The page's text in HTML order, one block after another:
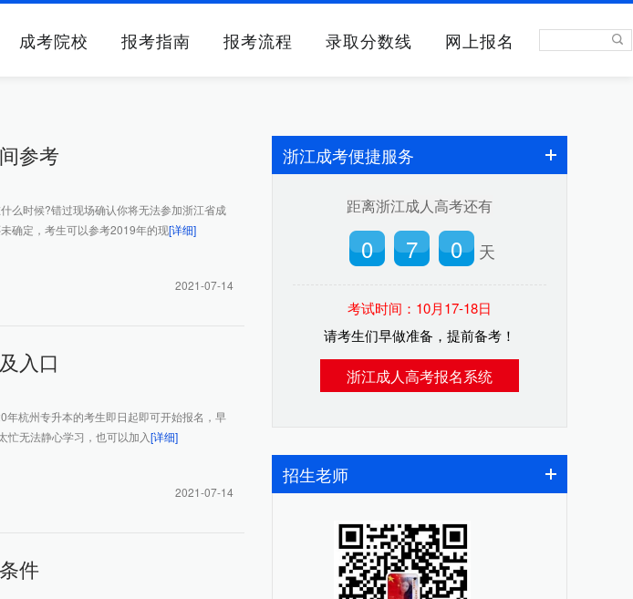
成考院校 报考指南 报考流程 录取分数线 网上报名
参考
么时候?错过现场确认你将无法参加浙江省成
确定，考生可以参考2019年的现[详细]
2021-07-14
入口
杭州专升本的考生即日起即可开始报名，早
忙无法静心学习，也可以加入[详细]
2021-07-14
件
浙江成考便捷服务
距离浙江成人高考还有
0 7 0 天
考试时间：10月17-18日
请考生们早做准备，提前备考！
浙江成人高考报名系统
招生老师